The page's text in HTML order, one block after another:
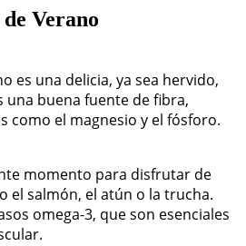
Verano
es una delicia, ya sea hervido,
una buena fuente de fibra,
como el magnesio y el fósforo.
momento para disfrutar de
el salmón, el atún o la trucha.
omega-3, que son esenciales